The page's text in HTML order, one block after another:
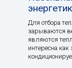
Для отбора
зарываются
являются
интересна